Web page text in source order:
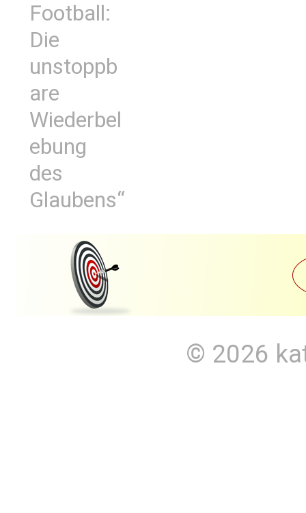
Football:
Die
unstoppb
are
Wiederbel
ebung
des
Glaubens“
© 2026